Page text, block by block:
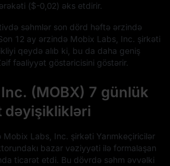
($-0,02) əks etdirir.
səhmlər son dörd həftə ərzində
12 ay ərzində Mobix Labs, Inc. şirkəti
qeydə alıb ki, bu da daha geniş
fəaliyyət göstəricisini göstərir.
(MOBX) 7 günlük
dəyişiklikləri
Labs, Inc. şirkəti Yarımkeçiricilər
bazar vəziyyəti ilə formalaşan
ticarət etdi. Bu dövrdə səhm əvvəlki